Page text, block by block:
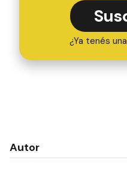
¿Ya tenés
Autor